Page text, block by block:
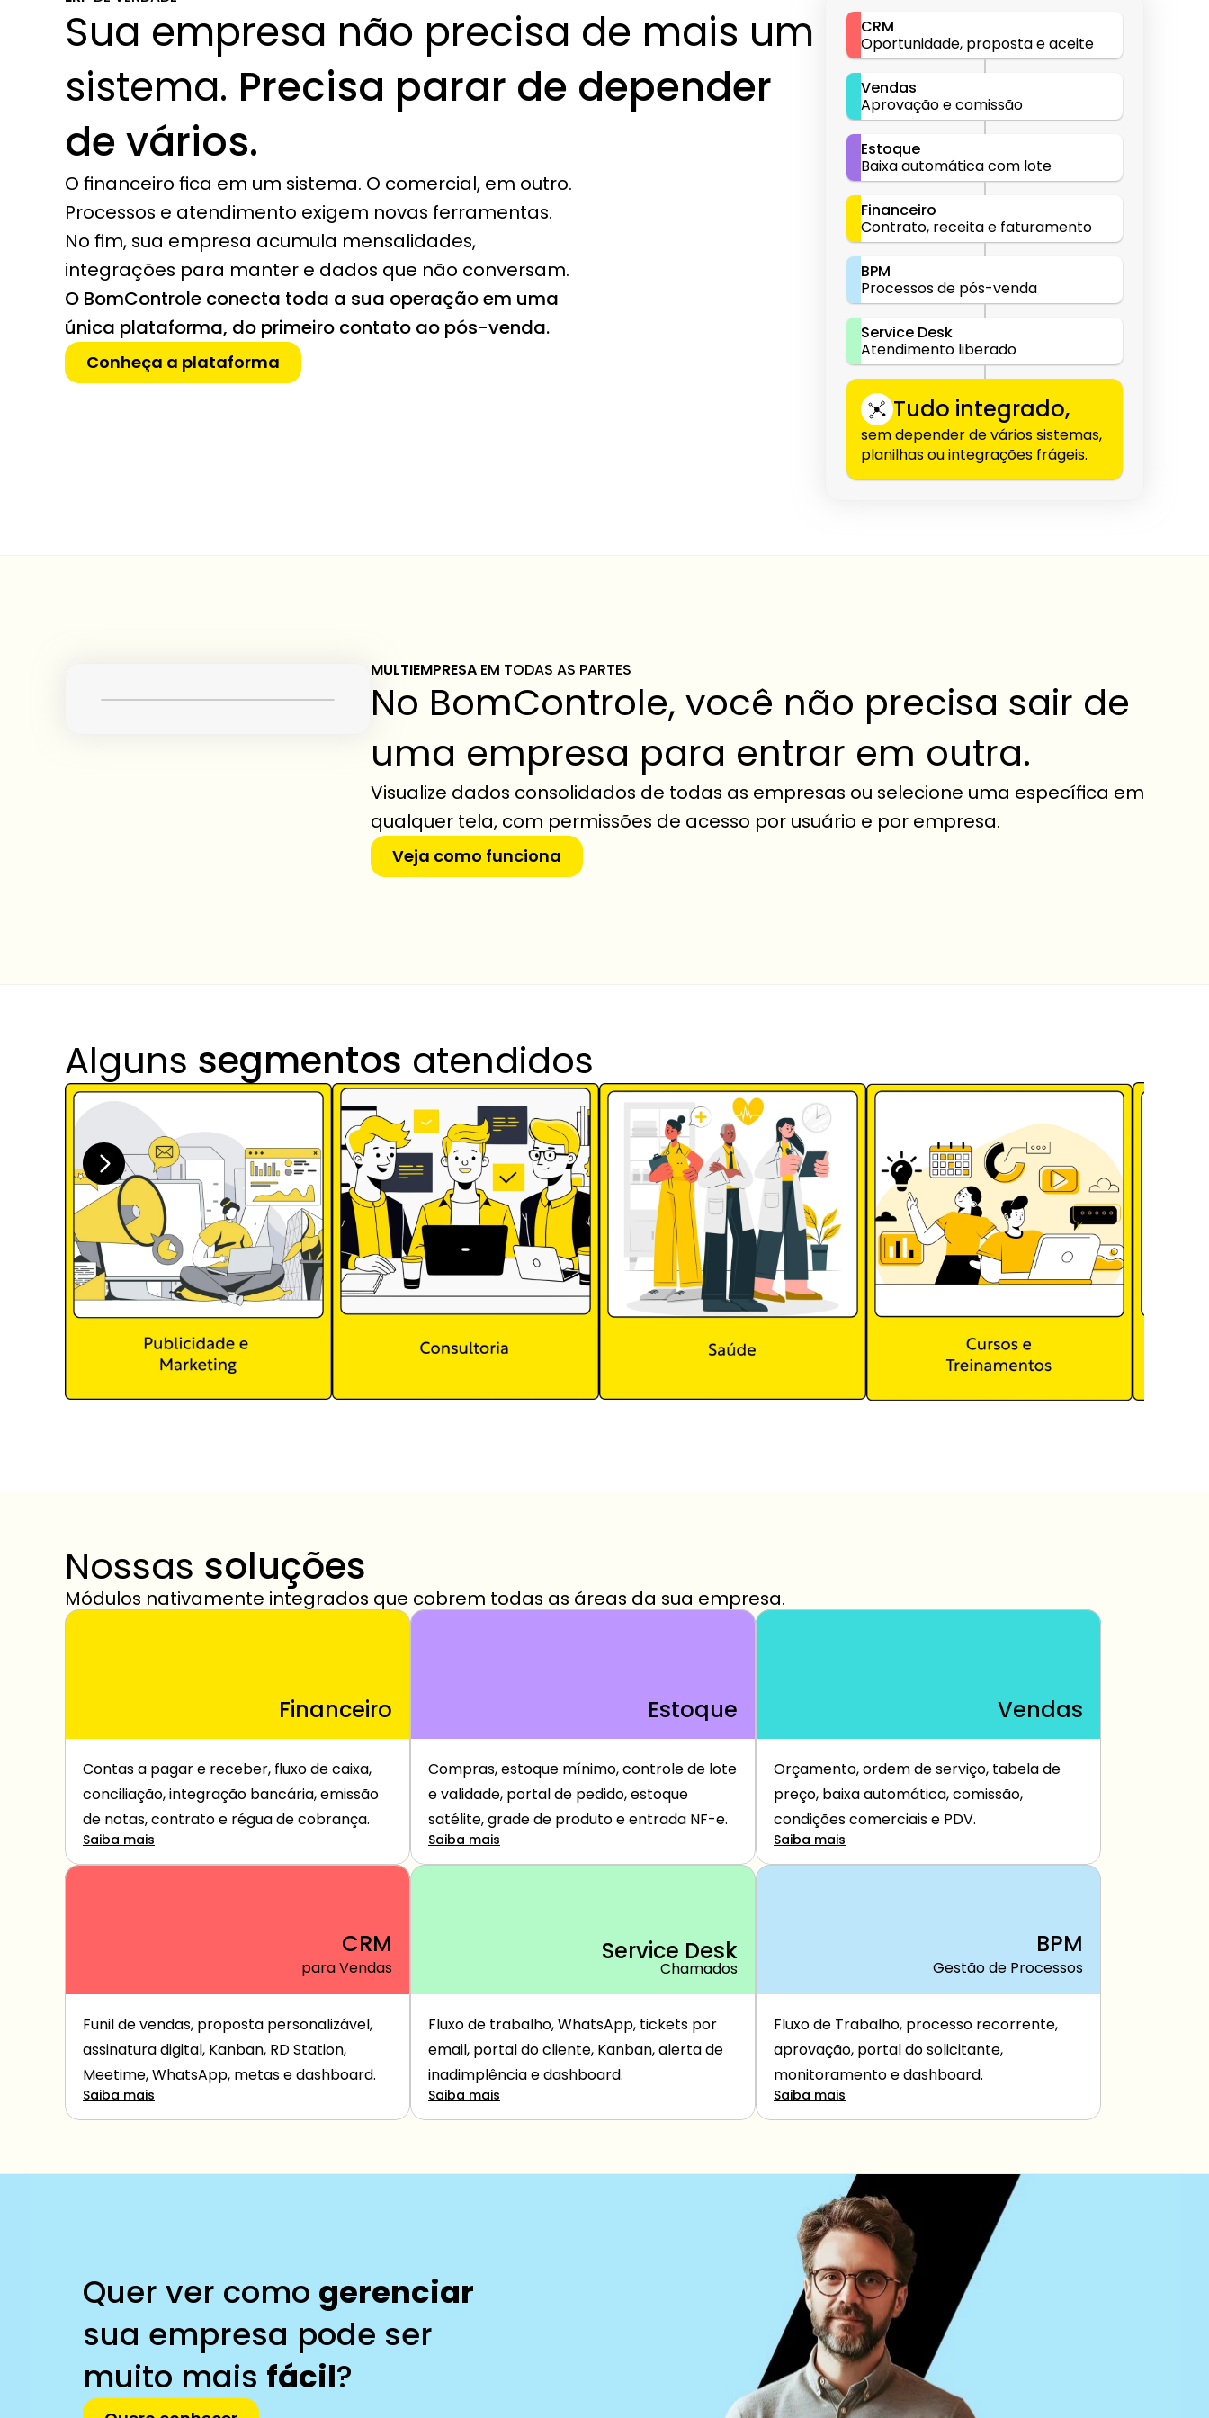
Sua empresa não precisa de mais um
sistema. Precisa parar de depender
de vários.
O financeiro fica em um sistema. O comercial, em outro.
Processos e atendimento exigem novas ferramentas.
No fim, sua empresa acumula mensalidades,
integrações para manter e dados que não conversam.
O BomControle conecta toda a sua operação em uma
única plataforma, do primeiro contato ao pós-venda.
Conheça a plataforma
CRM
Oportunidade, proposta e aceite
Vendas
Aprovação e comissão
Estoque
Baixa automática com lote
Financeiro
Contrato, receita e faturamento
BPM
Processos de pós-venda
Service Desk
Atendimento liberado
Tudo integrado,
sem depender de vários sistemas,
planilhas ou integrações frágeis.
MULTIEMPRESA EM TODAS AS PARTES
No BomControle, você não precisa sair de
uma empresa para entrar em outra.
Visualize dados consolidados de todas as empresas ou selecione uma específica em
qualquer tela, com permissões de acesso por usuário e por empresa.
Veja como funciona
Alguns segmentos atendidos
Nossas soluções
Módulos nativamente integrados que cobrem todas as áreas da sua empresa.
Financeiro
Contas a pagar e receber, fluxo de caixa,
conciliação, integração bancária, emissão
de notas, contrato e régua de cobrança.
Saiba mais
Estoque
Compras, estoque mínimo, controle de lote
e validade, portal de pedido, estoque
satélite, grade de produto e entrada NF-e.
Saiba mais
Vendas
Orçamento, ordem de serviço, tabela de
preço, baixa automática, comissão,
condições comerciais e PDV.
Saiba mais
CRM
para Vendas
Funil de vendas, proposta personalizável,
assinatura digital, Kanban, RD Station,
Meetime, WhatsApp, metas e dashboard.
Saiba mais
Service Desk
Chamados
Fluxo de trabalho, WhatsApp, tickets por
email, portal do cliente, Kanban, alerta de
inadimplência e dashboard.
Saiba mais
BPM
Gestão de Processos
Fluxo de Trabalho, processo recorrente,
aprovação, portal do solicitante,
monitoramento e dashboard.
Saiba mais
Quer ver como gerenciar
sua empresa pode ser
muito mais fácil?